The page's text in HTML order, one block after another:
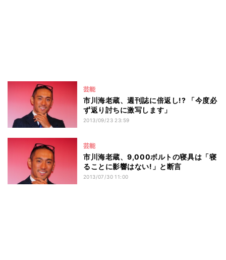
芸能
市川海老蔵、週刊誌に倍返し!? 「今度必
ず返り討ちに激写します」
2013/09/23 23:59
芸能
市川海老蔵、9,000ボルトの寝具は「寝
ることに影響はない!」と断言
2013/07/30 11:00